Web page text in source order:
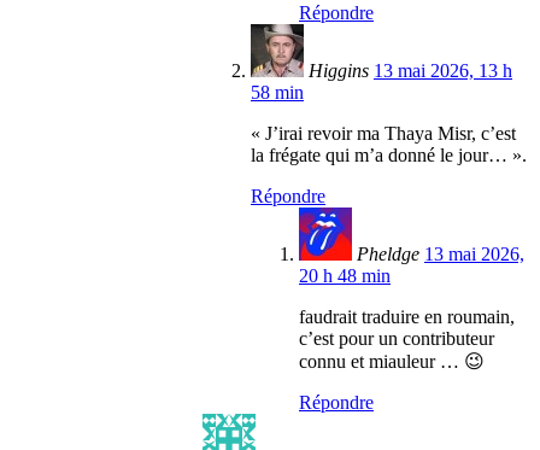
Répondre
Higgins 13 mai 2026, 13 h
58 min
« J’irai revoir ma Thaya Misr, c’est
la frégate qui m’a donné le jour… ».
Répondre
Pheldge 13 mai 2026,
20 h 48 min
faudrait traduire en roumain,
c’est pour un contributeur
connu et miauleur … 😉
Répondre